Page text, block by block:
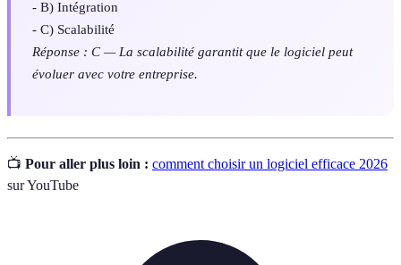
- B) Intégration
- C) Scalabilité
Réponse : C — La scalabilité garantit que le logiciel peut
évoluer avec votre entreprise.
📺 Pour aller plus loin : comment choisir un logiciel efficace 2026
sur YouTube